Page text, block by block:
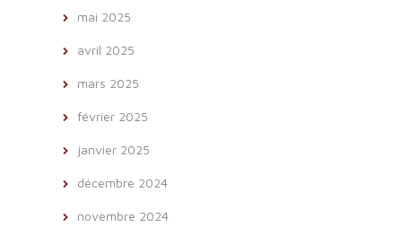
mai 2025
avril 2025
mars 2025
février 2025
janvier 2025
décembre 2024
novembre 2024